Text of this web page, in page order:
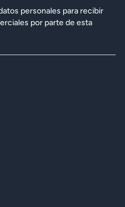
personales para recibir
por parte de esta